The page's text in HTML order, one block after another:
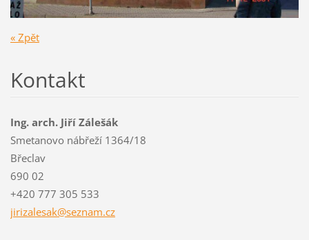
« Zpět
Kontakt
Ing. arch. Jiří Zálešák
Smetanovo nábřeží 1364/18
Břeclav
690 02
+420 777 305 533
jirizalesak@seznam.cz